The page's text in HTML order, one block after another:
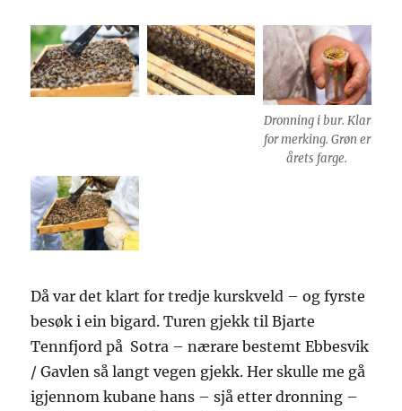
Dronning i bur. Klar
for merking. Grøn er
årets farge.
Då var det klart for tredje kurskveld – og fyrste
besøk i ein bigard. Turen gjekk til Bjarte
Tennfjord på Sotra – nærare bestemt Ebbesvik
/ Gavlen så langt vegen gjekk. Her skulle me gå
igjennom kubane hans – sjå etter dronning –